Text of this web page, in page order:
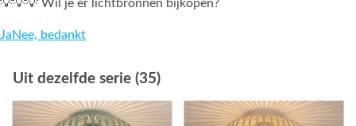
💡💡💡 Wil je er lichtbronnen bijkopen?
JaNee, bedankt
Uit dezelfde serie (35)